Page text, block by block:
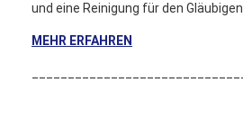
und eine Reinigung für den Gläubigen.
MEHR ERFAHREN